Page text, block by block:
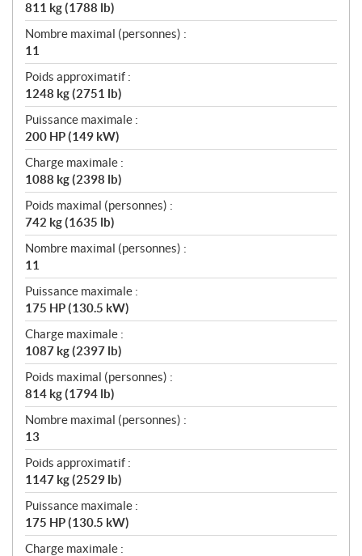
811 kg (1788 lb)
Nombre maximal (personnes) :
11
Poids approximatif :
1248 kg (2751 lb)
Puissance maximale :
200 HP (149 kW)
Charge maximale :
1088 kg (2398 lb)
Poids maximal (personnes) :
742 kg (1635 lb)
Nombre maximal (personnes) :
11
Puissance maximale :
175 HP (130.5 kW)
Charge maximale :
1087 kg (2397 lb)
Poids maximal (personnes) :
814 kg (1794 lb)
Nombre maximal (personnes) :
13
Poids approximatif :
1147 kg (2529 lb)
Puissance maximale :
175 HP (130.5 kW)
Charge maximale :